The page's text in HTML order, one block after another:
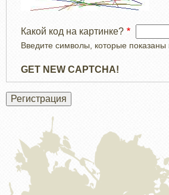
Какой код на картинке?
Введите символы, которые показаны
GET NEW CAPTCHA!